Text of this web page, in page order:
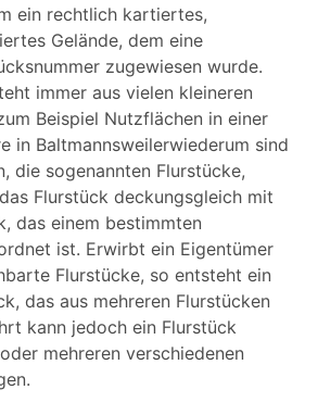
ein rechtlich kartiertes,
Gelände, dem eine
zugewiesen wurde.
immer aus vielen kleineren
Beispiel Nutzflächen in einer
in Baltmannsweilerwiederum sind
die sogenannten Flurstücke,
Flurstück deckungsgleich mit
das einem bestimmten
ist. Erwirbt ein Eigentümer
Flurstücke, so entsteht ein
das aus mehreren Flurstücken
kann jedoch ein Flurstück
mehreren verschiedenen